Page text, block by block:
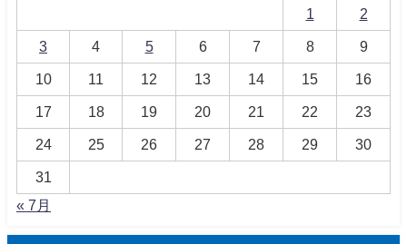
1 2
3 4 5 6 7 8 9
10 11 12 13 14 15 16
17 18 19 20 21 22 23
24 25 26 27 28 29 30
31
« 7月